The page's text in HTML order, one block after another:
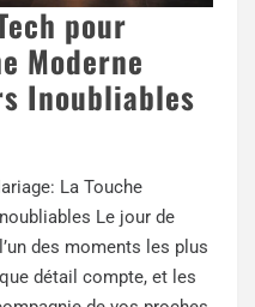
pour
Moderne
Inoubliables
La Touche
Le jour de
des moments les plus
détail compte, et les